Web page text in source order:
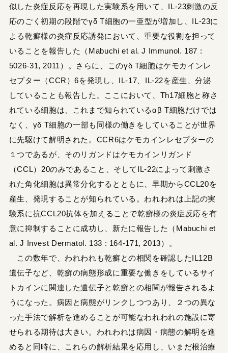
似した炎症反応を再現した実験系を用いて、IL-23刺激の反
応のごく初期の段階でγδ T細胞の一亜型が増加し、IL-23に
よる乾癬様の炎症反応誘発において、重要な役割を担って
いることを報告した（Mabuchi et al. J Immunol. 187 :
5026-31, 2011）。さらに、このγδ T細胞はケモカインレ
セプター（CCR）6を発現し、IL-17、IL-22を産生、分泌
していることも報告した。ここにおいて、Th17細胞と称さ
れている細胞は、これまで知られているαβ T細胞だけでは
なく、γδ T細胞の一部も同様の働きをしていることが世界
に先駆けて解明された。CCR6はケモカインレセプターの
１つであるが、そのリガンドはケモカインリガンド
（CCL）20のみであること、そしてIL-22によって刺激さ
れた角化細胞は異常分化するとともに、早期からCCL20を
産生、発現することが知られている。われわれは上記の実
験系に抗CCL20抗体を加えることで乾癬様の炎症反応を有
意に抑制することに成功し、新たに報告した（Mabuchi et
al. J Invest Dermatol. 133 : 164-171, 2013）。
この数年で、われわれも乾癬との相関を確認したIL12B
遺伝子など、乾癬の病態形成に重要な働きをしているサイ
トカインに関連した遺伝子と乾癬との相関が報告されるよ
うになった。病因と病態がリンクしつつあり、２つの異な
った手法で解析を進めることが可能なわれわれの施設に寄
せられる期待は大きい。われわれは病因・病態の解明を進
めると同時に、これらの解析結果を応用し、いまだ根治療